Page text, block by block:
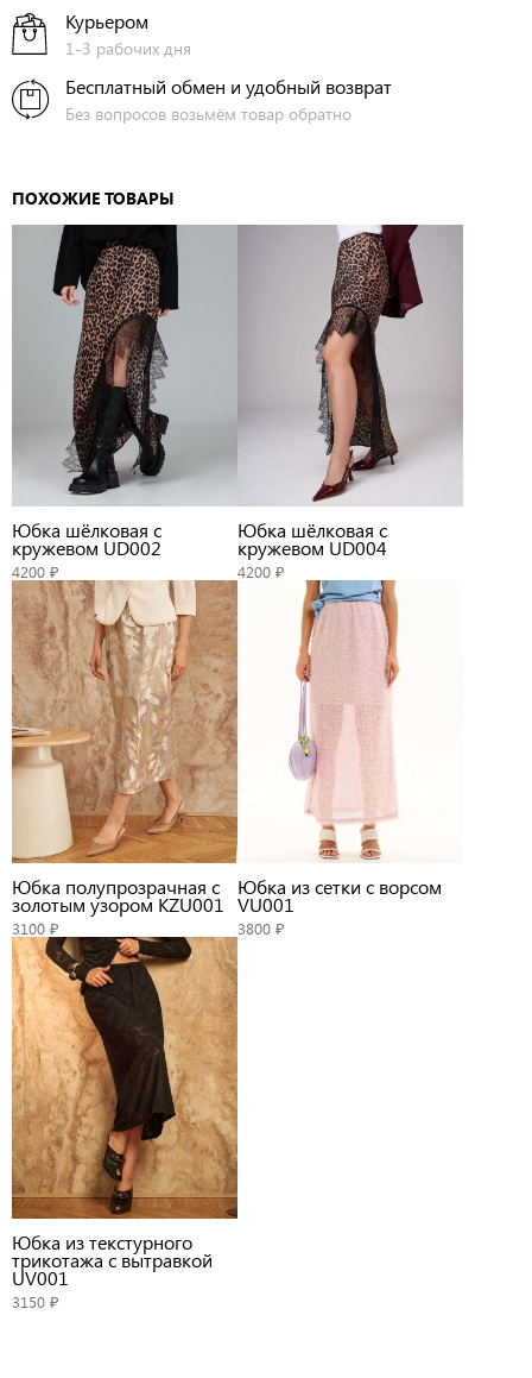
Курьером
1-3 рабочих дня
Бесплатный обмен и удобный возврат
Без вопросов возьмём товар обратно
ПОХОЖИЕ ТОВАРЫ
Юбка шёлковая с
кружевом UD002
4200 ₽
Юбка шёлковая с
кружевом UD004
4200 ₽
Юбка полупрозрачная с
золотым узором KZU001
3100 ₽
Юбка из сетки с ворсом
VU001
3800 ₽
Юбка из текстурного
трикотажа с вытравкой
UV001
3150 ₽